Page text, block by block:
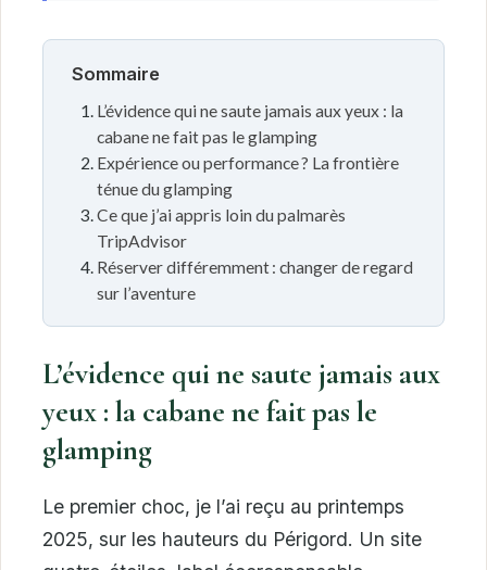
Sommaire
L’évidence qui ne saute jamais aux yeux : la
cabane ne fait pas le glamping
Expérience ou performance ? La frontière
ténue du glamping
Ce que j’ai appris loin du palmarès
TripAdvisor
Réserver différemment : changer de regard
sur l’aventure
L’évidence qui ne saute jamais aux
yeux : la cabane ne fait pas le
glamping
Le premier choc, je l’ai reçu au printemps
2025, sur les hauteurs du Périgord. Un site